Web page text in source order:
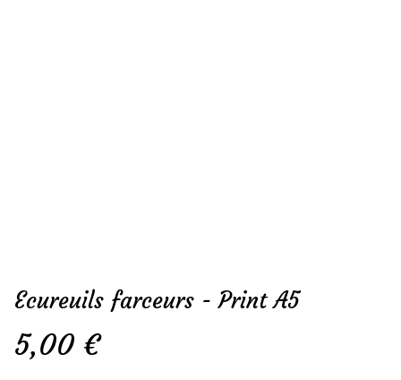
Ecureuils farceurs - Print A5
5,00 €